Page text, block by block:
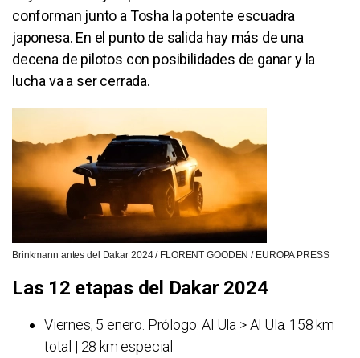
conforman junto a Tosha la potente escuadra
japonesa. En el punto de salida hay más de una
decena de pilotos con posibilidades de ganar y la
lucha va a ser cerrada.
Brinkmann antes del Dakar 2024 / FLORENT GOODEN / EUROPA PRESS
Las 12 etapas del Dakar 2024
Viernes, 5 enero. Prólogo: Al Ula > Al Ula. 158 km
total | 28 km especial